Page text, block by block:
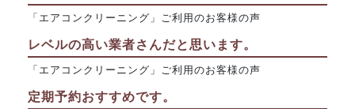
「エアコンクリーニング」ご利用のお客様の声
レベルの高い業者さんだと思います。
「エアコンクリーニング」ご利用のお客様の声
定期予約おすすめです。